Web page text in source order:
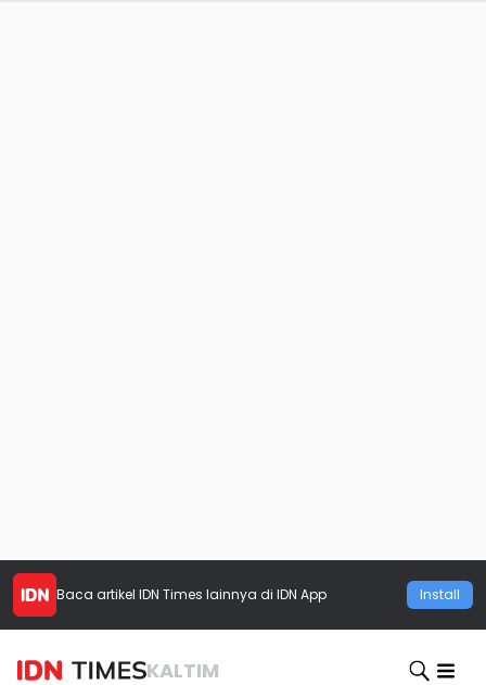
Baca artikel IDN Times lainnya di IDN App Install
KALTIM